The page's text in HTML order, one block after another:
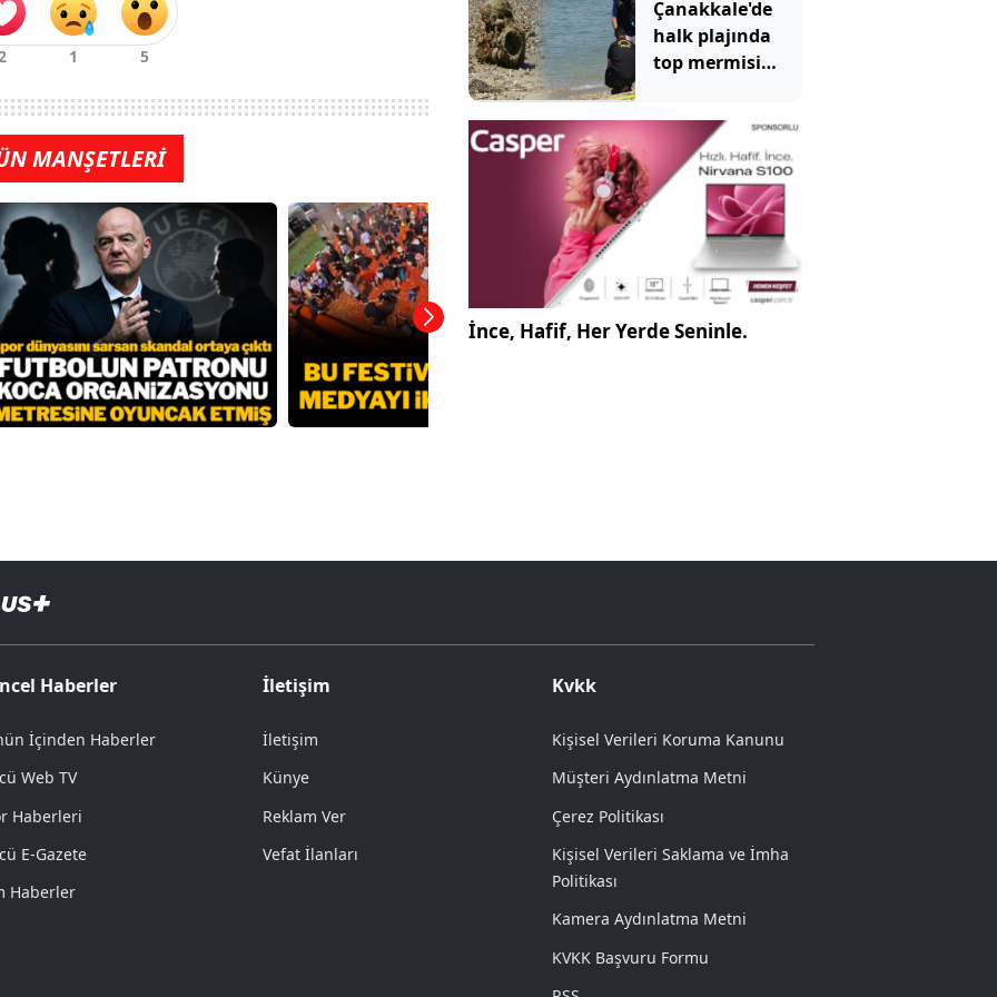
MANŞETLERİ
Çanakkale'de
halk plajında
top mermisi
İnce, Hafif, Her Yerde Seninle.
Haberler
İçinden Haberler
Web TV
Haberleri
E-Gazete
Haberler
İletişim
İletişim
Künye
Reklam Ver
Vefat İlanları
Kvkk
Kişisel Verileri Koruma Kanunu
Müşteri Aydınlatma Metni
Çerez Politikası
Kişisel Verileri Saklama ve İmha
Politikası
Kamera Aydınlatma Metni
KVKK Başvuru Formu